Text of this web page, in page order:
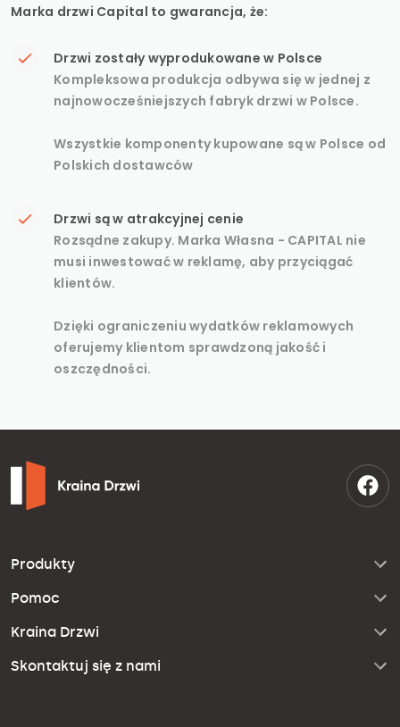
Marka drzwi Capital to gwarancja, że:
Drzwi zostały wyprodukowane w Polsce
Kompleksowa produkcja odbywa się w jednej z
najnowocześniejszych fabryk drzwi w Polsce.
Wszystkie komponenty kupowane są w Polsce od
Polskich dostawców
Drzwi są w atrakcyjnej cenie
Rozsądne zakupy. Marka Własna - CAPITAL nie
musi inwestować w reklamę, aby przyciągać
klientów.
Dzięki ograniczeniu wydatków reklamowych
oferujemy klientom sprawdzoną jakość i
oszczędności.
Produkty
Pomoc
Kraina Drzwi
Skontaktuj się z nami